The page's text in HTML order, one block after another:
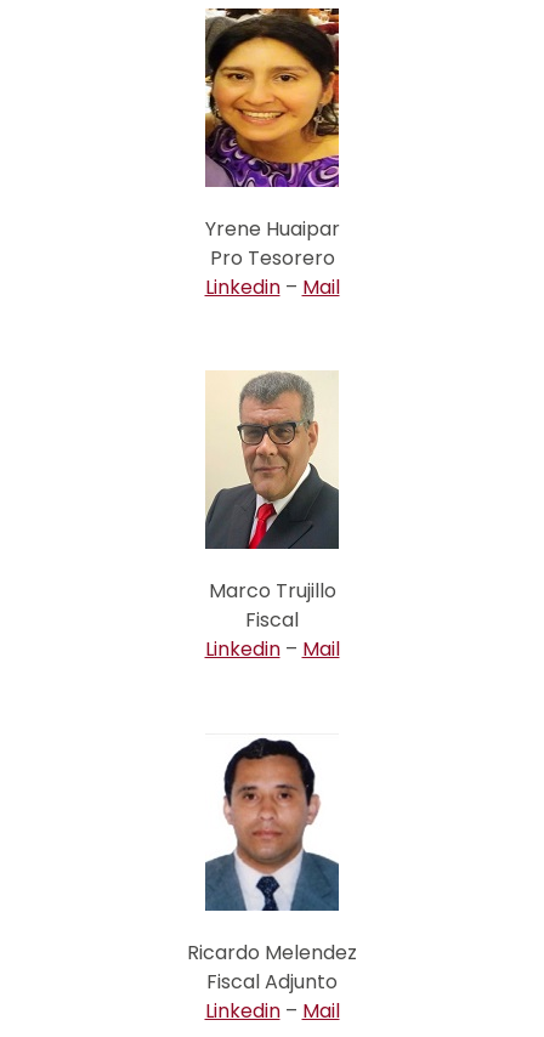
Yrene Huaipar
Pro Tesorero
Linkedin– Mail
Marco Trujillo
Fiscal
Linkedin– Mail
Ricardo Melendez
Fiscal Adjunto
Linkedin– Mail